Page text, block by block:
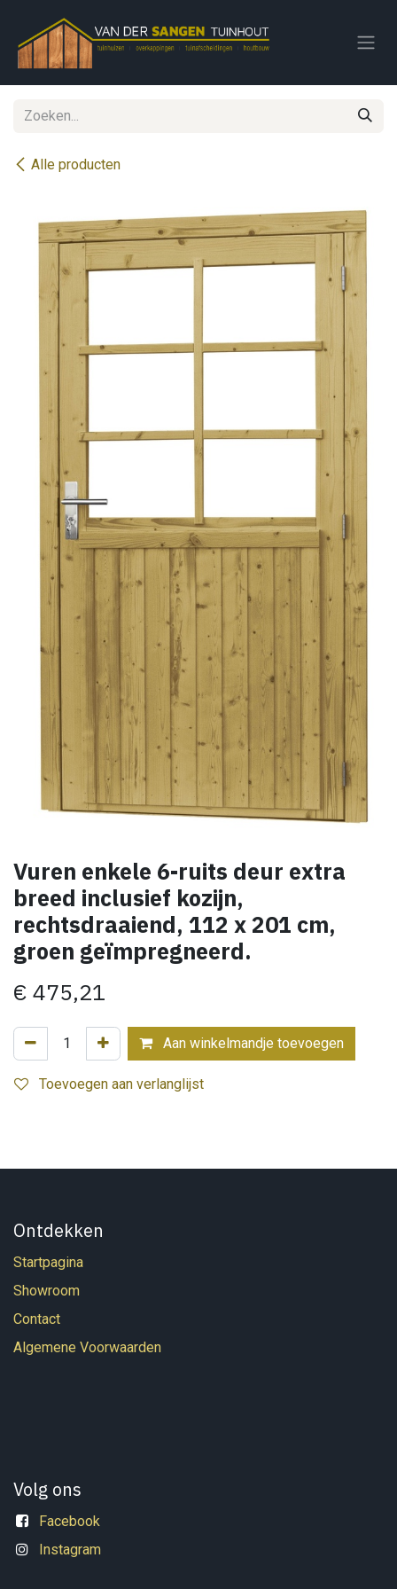
Alle producten
Vuren enkele 6-ruits deur extra
breed inclusief kozijn,
rechtsdraaiend, 112 x 201 cm,
groen geïmpregneerd.
€ 475,21
Aan winkelmandje toevoegen
Toevoegen aan verlanglijst
Ontdekken
Startpagina
Showroom
Contact
Algemene Voorwaarden
Volg ons
Facebook
Instagram